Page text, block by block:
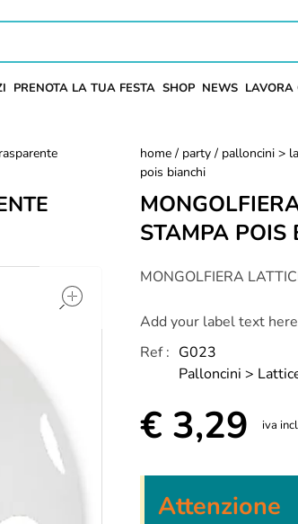
PRENOTA LA TUA FESTA SHOP NEWS LAVORA
home / party / palloncini >
pois bianchi
STAMPA POIS
MONGOLFIERA
Add your label text
Ref : G023
Palloncini >
€ 3,29 iva
Attenzione